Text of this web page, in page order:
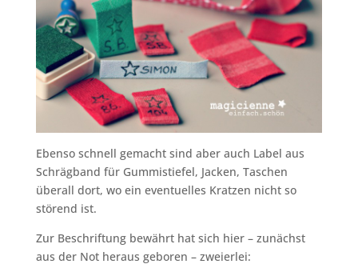
Ebenso schnell gemacht sind aber auch Label aus
Schrägband für Gummistiefel, Jacken, Taschen
überall dort, wo ein eventuelles Kratzen nicht so
störend ist.
Zur Beschriftung bewährt hat sich hier – zunächst
aus der Not heraus geboren – zweierlei: